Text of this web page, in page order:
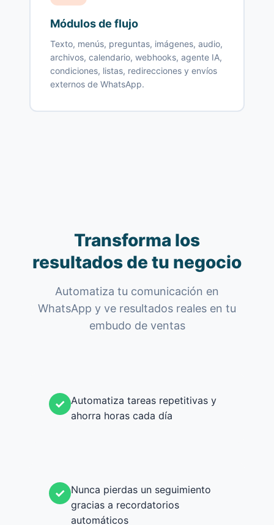
Módulos de flujo
Texto, menús, preguntas, imágenes, audio,
archivos, calendario, webhooks, agente IA,
condiciones, listas, redirecciones y envíos
externos de WhatsApp.
Transforma los
resultados de tu negocio
Automatiza tu comunicación en
WhatsApp y ve resultados reales en tu
embudo de ventas
✓ Automatiza tareas repetitivas y
ahorra horas cada día
✓ Nunca pierdas un seguimiento
gracias a recordatorios
automáticos